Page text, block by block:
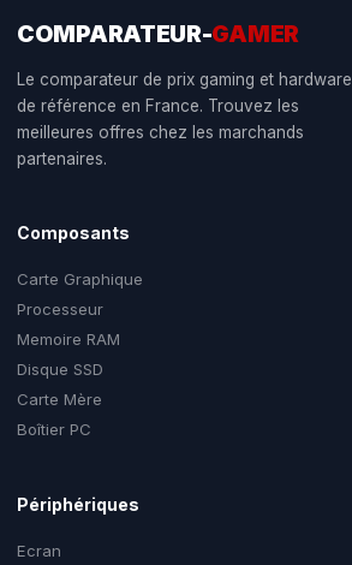
COMPARATEUR-GAMER
Le comparateur de prix gaming et hardware
de référence en France. Trouvez les
meilleures offres chez les marchands
partenaires.
Composants
Carte Graphique
Processeur
Memoire RAM
Disque SSD
Carte Mère
Boîtier PC
Périphériques
Ecran